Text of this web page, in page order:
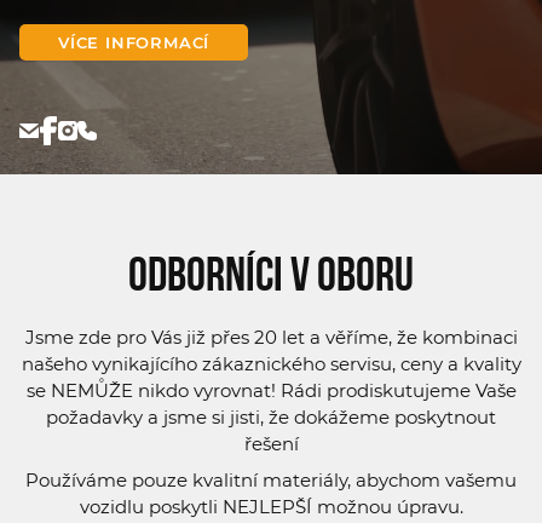
VÍCE INFORMACÍ
Odborníci v oboru
Jsme zde pro Vás již přes 20 let a věříme, že kombinaci
našeho vynikajícího zákaznického servisu, ceny a kvality
se NEMŮŽE nikdo vyrovnat! Rádi prodiskutujeme Vaše
požadavky a jsme si jisti, že dokážeme poskytnout
řešení
Používáme pouze kvalitní materiály, abychom vašemu
vozidlu poskytli NEJLEPŠÍ možnou úpravu.